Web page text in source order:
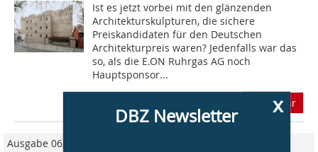
x
DBZ Newsletter
Ist es jetzt vorbei mit den glänzenden
Architekturskulpturen, die sichere
Preiskandidaten für den Deutschen
Architekturpreis waren? Jedenfalls war das
so, als die E.ON Ruhrgas AG noch
Hauptsponsor...
mehr
Ausgabe 06/2014